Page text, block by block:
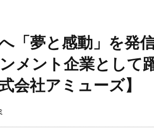
へ「夢と感動」を発
メント企業とし
会社アミューズ】